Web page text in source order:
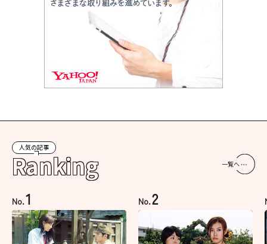
人気の記事
Ranking 一覧へ
No.1 No.2